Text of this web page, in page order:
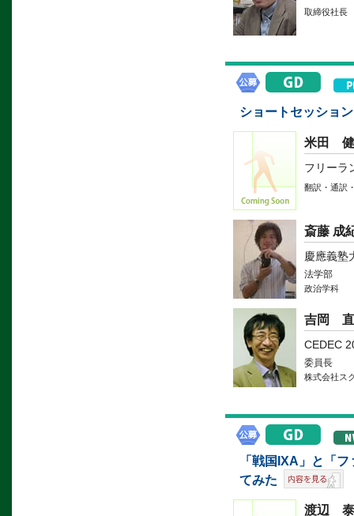
取締役社長
ショートセッショ
米田 健
フリーラ
翻訳・通訳
斎藤 成
慶應義塾
法学部
政治学科
吉岡
CEDEC
委員長
株式会社ス
「戦国IXA」と「
てみた
渡辺